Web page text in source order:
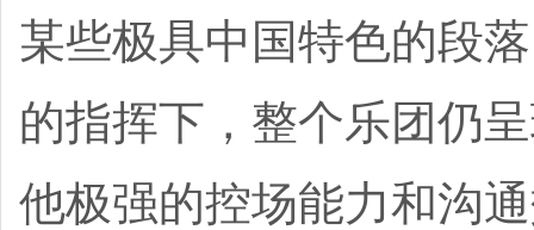
某些极具中国特色的段
的指挥下，整个乐团仍
他极强的控场能力和沟